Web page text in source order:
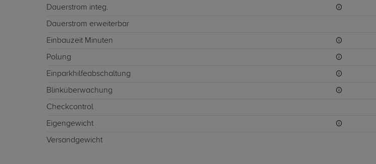
Dauerstrom integ.
Dauerstrom erweiterbar
Einbauzeit Minuten
Polung
Einparkhilfeabschaltung
Blinküberwachung
Checkcontrol
Eigengewicht
Versandgewicht